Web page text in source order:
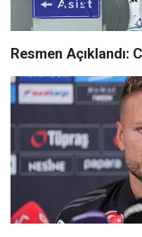
Resmen Açıklandı: